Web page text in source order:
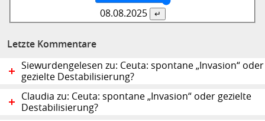
08.08.2025
Letzte Kommentare
Siewurdengelesen zu: Ceuta: spontane „Invasion“ oder
gezielte Destabilisierung?
Claudia zu: Ceuta: spontane „Invasion“ oder gezielte
Destabilisierung?